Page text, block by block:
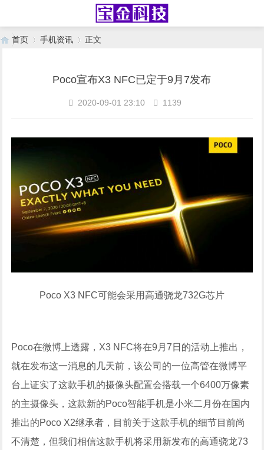
首页 手机资讯 正文
Poco宣布X3 NFC已定于9月7发布
2020-09-01 23:10 1139
Poco X3 NFC可能会采用高通骁龙732G芯片
Poco在微博上透露，X3 NFC将在9月7日的活动上推出，
就在发布这一消息的几天前，该公司的一位高管在微博平
台上证实了这款手机的摄像头配置会搭载一个6400万像素
的主摄像头，这款新的Poco智能手机是小米二月份在国内
推出的Poco X2继承者，目前关于这款手机的细节目前尚
不清楚，但我们相信这款手机将采用新发布的高通骁龙73